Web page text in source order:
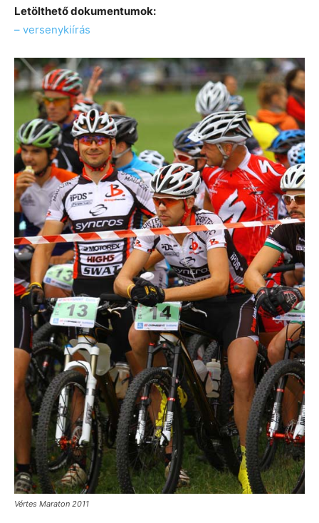
Letölthető dokumentumok:
– versenykiírás
Vértes Maraton 2011